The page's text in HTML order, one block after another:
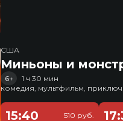
США
Миньоны и
6+
1 ч 30 мин
комедия, мультфильм,
15:40
510 руб.